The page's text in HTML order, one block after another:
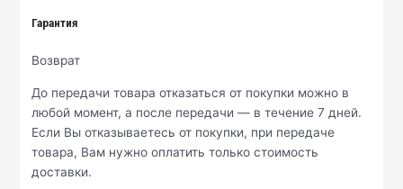
Гарантия
Возврат
До передачи товара отказаться от покупки можно в
любой момент, а после передачи — в течение 7 дней.
Если Вы отказываетесь от покупки, при передаче
товара, Вам нужно оплатить только стоимость
доставки.